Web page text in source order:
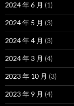
2024 年 6 月 (1)
2024 年 5 月 (3)
2024 年 4 月 (3)
2024 年 3 月 (4)
2023 年 10 月 (3)
2023 年 9 月 (4)